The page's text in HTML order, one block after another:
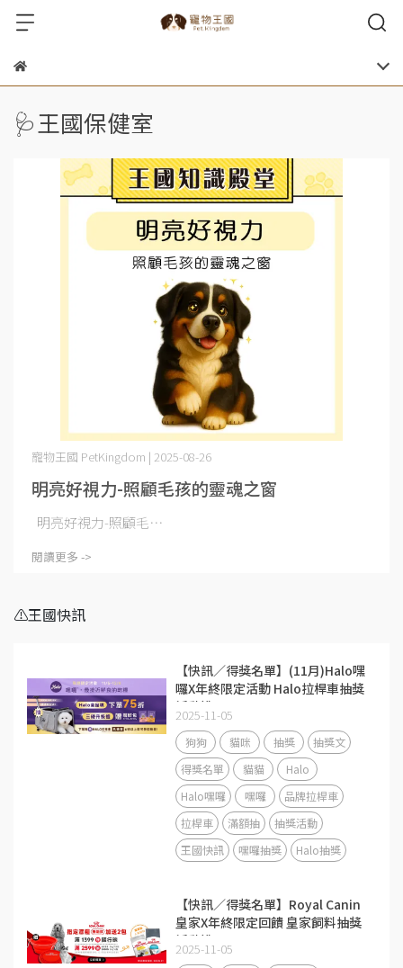
🩺王國保健室
明亮好視力-照顧毛孩的靈魂之窗
寵物王國 PetKingdom | 2025-08-26
明亮好視力-照顧毛⋯
閱讀更多 ->
⚠️王國快訊
【快訊／得獎名單】(11月)Halo嘿
囉X年終限定活動 Halo拉桿車抽獎
活動說明
2025-11-05
狗狗 貓咪 抽獎
抽獎文
得獎名單
貓貓
Halo
Halo嘿囉
嘿囉
品牌拉桿車
拉桿車
滿額抽
抽獎活動
王國快訊
嘿囉抽獎 Halo抽獎
【快訊／得獎名單】Royal Canin
皇家X年終限定回饋 皇家飼料抽獎
活動說明
2025-11-05